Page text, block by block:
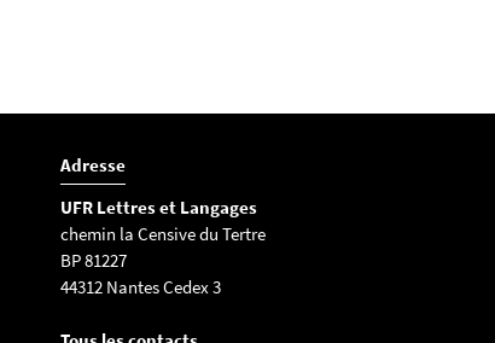
Adresse
UFR Lettres et Langages
chemin la Censive du Tertre
BP 81227
44312 Nantes Cedex 3